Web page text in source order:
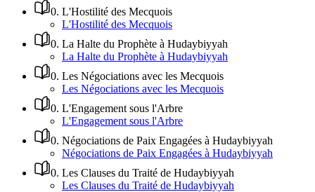
0. L'Hostilité des Mecquois
L'Hostilité des Mecquois
0. La Halte du Prophète à Hudaybiyyah
La Halte du Prophète à Hudaybiyyah
0. Les Négociations avec les Mecquois
Les Négociations avec les Mecquois
0. L'Engagement sous l'Arbre
L'Engagement sous l'Arbre
0. Négociations de Paix Engagées à Hudaybiyyah
Négociations de Paix Engagées à Hudaybiyyah
0. Les Clauses du Traité de Hudaybiyyah
Les Clauses du Traité de Hudaybiyyah